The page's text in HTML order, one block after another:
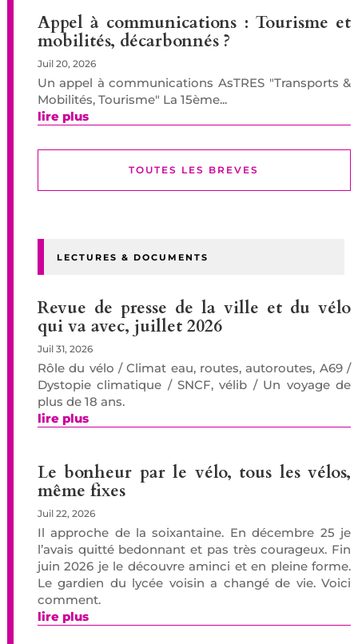
Appel à communications : Tourisme et
mobilités, décarbonnés ?
Juil 20, 2026
Un appel à communications AsTRES "Transports &
Mobilités, Tourisme" La 15ème...
lire plus
TOUTES LES BREVES
LECTURES & DOCUMENTS
Revue de presse de la ville et du vélo
qui va avec, juillet 2026
Juil 31, 2026
Rôle du vélo / Climat eau, routes, autoroutes, A69 /
Dystopie climatique / SNCF, vélib / Un voyage de
plus de 18 ans.
lire plus
Le bonheur par le vélo, tous les vélos,
même fixes
Juil 22, 2026
Il approche de la soixantaine. En décembre 25 je
l’avais quitté bedonnant et pas très courageux. Fin
juin 2026 je le découvre aminci et en pleine forme.
Le gardien du lycée voisin a changé de vie. Voici
comment.
lire plus